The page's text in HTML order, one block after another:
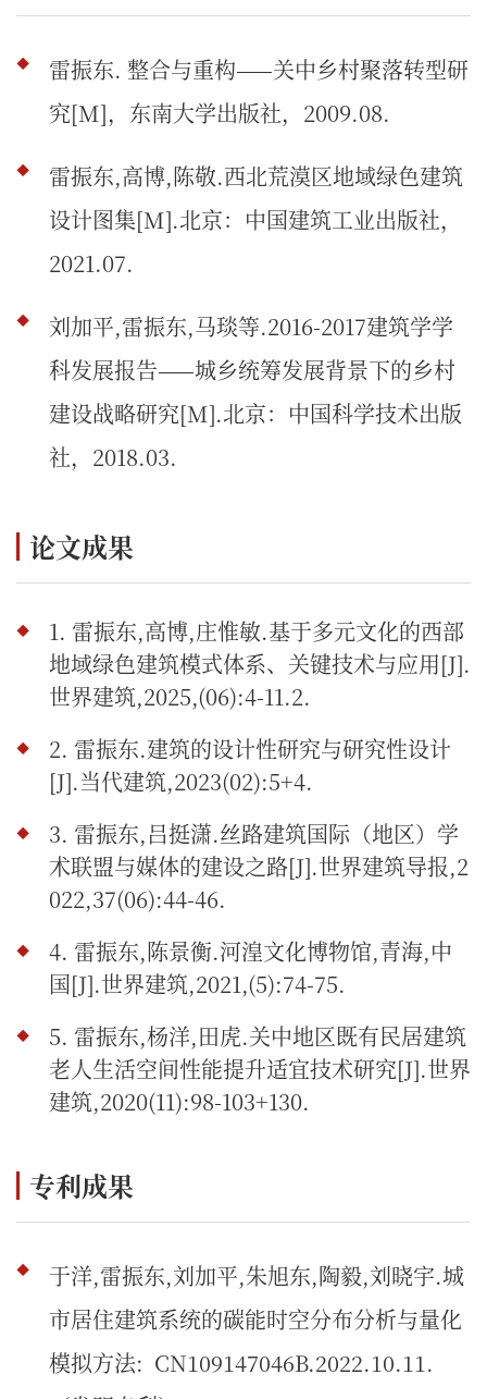
雷振东. 整合与重构——关中乡村聚落转型研
究[M]，东南大学出版社，2009.08.
雷振东,高博,陈敬.西北荒漠区地域绿色建筑
设计图集[M].北京：中国建筑工业出版社，
2021.07.
刘加平,雷振东,马琰等.2016-2017建筑学学
科发展报告——城乡统筹发展背景下的乡村
建设战略研究[M].北京：中国科学技术出版
社，2018.03.
论文成果
1. 雷振东,高博,庄惟敏.基于多元文化的西部
地域绿色建筑模式体系、关键技术与应用[J].
世界建筑,2025,(06):4-11.2.
2. 雷振东.建筑的设计性研究与研究性设计
[J].当代建筑,2023(02):5+4.
3. 雷振东,吕挺潇.丝路建筑国际（地区）学
术联盟与媒体的建设之路[J].世界建筑导报,2
022,37(06):44-46.
4. 雷振东,陈景衡.河湟文化博物馆,青海,中
国[J].世界建筑,2021,(5):74-75.
5. 雷振东,杨洋,田虎.关中地区既有民居建筑
老人生活空间性能提升适宜技术研究[J].世界
建筑,2020(11):98-103+130.
专利成果
于洋,雷振东,刘加平,朱旭东,陶毅,刘晓宇.城
市居住建筑系统的碳能时空分布分析与量化
模拟方法: CN109147046B.2022.10.11.